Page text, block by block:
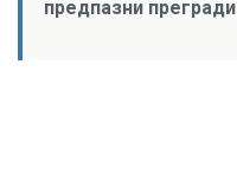
предпазни прегради